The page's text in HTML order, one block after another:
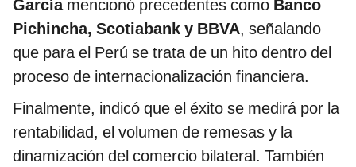
Garcíamencionó precedentes como Banco
Pichincha, Scotiabank y BBVA, señalando
que para el Perú se trata de un hito dentro del
proceso de internacionalización financiera.
Finalmente, indicó que el éxito se medirá por la
rentabilidad, el volumen de remesas y la
dinamización del comercio bilateral. También